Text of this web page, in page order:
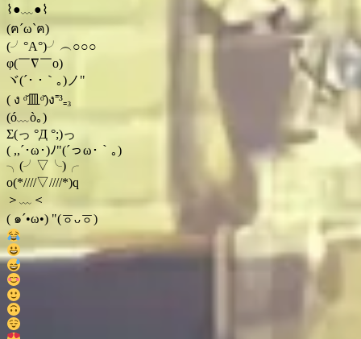
⌇●﹏●⌇
(ฅ´ω`ฅ)
(╯°A°)╯︵○○○
φ(￣∇￣o)
ヾ(´･ ･｀｡)ノ"
( ง ᵒ̌皿ᵒ̌)ง⁼³₌₃
(ó﹏ò｡)
Σ(っ °Д °;)っ
( ,,´･ω･)ﾉ"(´っω･｀｡)
╮(╯▽╰)╭
o(*////▽////*)q
＞﹏＜
( ๑´•ω•) "(ㆆᴗㆆ)